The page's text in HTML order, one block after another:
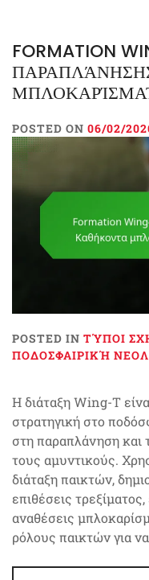
FORMATION
POSTED ON 06/02/
POSTED IN ΤΎΠΟΙ
ΠΟΔΟΣΦΑΙΡΙΚΉ
Η διάταξη Wing-T
στρατηγική στο
στη παραπλάνηση και
τους αμυντικούς.
διάταξη παικτών,
επιθέσεις
αναθέσεις
ρόλους παικτών για